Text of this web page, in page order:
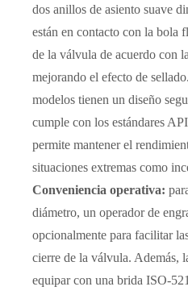
dos anillos de asiento suave
están en contacto con la bola
de la válvula de acuerdo con
mejorando el efecto de
modelos tienen un diseño
cumple con los estándares
permite mantener el
situaciones extremas como
Conveniencia operativa:
diámetro, un operador de
opcionalmente para facilitar
cierre de la válvula. Además,
equipar con una brida ISO-